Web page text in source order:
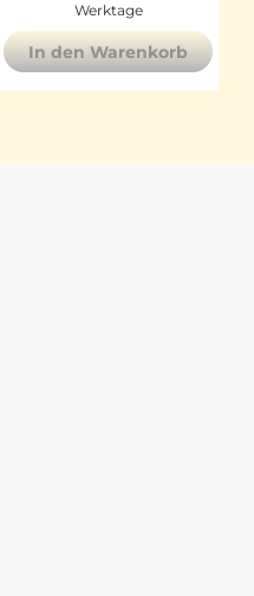
Werktage
In den Warenkorb